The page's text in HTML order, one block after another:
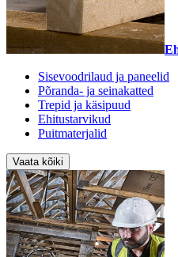
Sisevoodrilaud ja paneelid
Põranda- ja seinakatted
Trepid ja käsipuud
Ehitustarvikud
Puitmaterjalid
Vaata kõiki